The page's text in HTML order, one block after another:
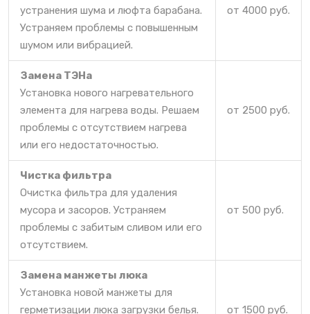
устранения шума и люфта барабана.
Устраняем проблемы с повышенным
шумом или вибрацией.
от 4000 руб.
Замена ТЭНа
Установка нового нагревательного
элемента для нагрева воды. Решаем
проблемы с отсутствием нагрева
или его недостаточностью.
от 2500 руб.
Чистка фильтра
Очистка фильтра для удаления
мусора и засоров. Устраняем
проблемы с забитым сливом или его
отсутствием.
от 500 руб.
Замена манжеты люка
Установка новой манжеты для
герметизации люка загрузки белья.
от 1500 руб.